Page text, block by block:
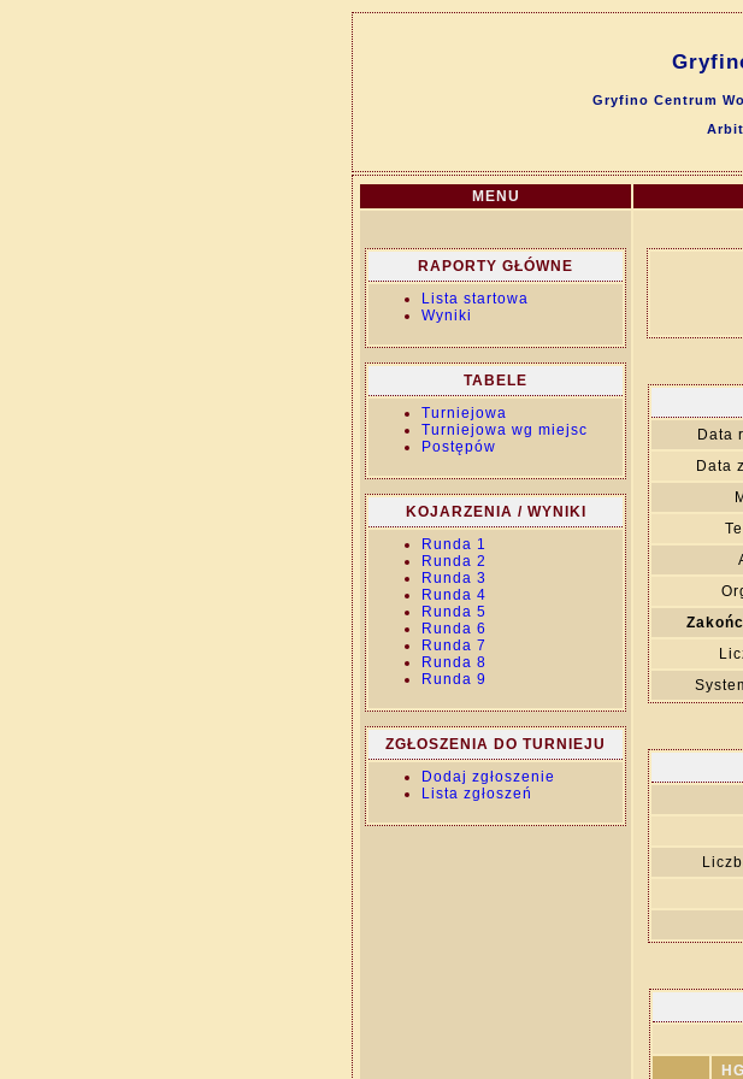
Gryfino Centrum
MENU
RAPORTY GŁÓWNE
Lista startowa
Wyniki
TABELE
Turniejowa
Turniejowa wg miejsc
Postępów
KOJARZENIA / WYNIKI
Runda 1
Runda 2
Runda 3
Runda 4
Runda 5
Runda 6
Runda 7
Runda 8
Runda 9
ZGŁOSZENIA DO TURNIEJU
Dodaj zgłoszenie
Lista zgłoszeń
Data
Data